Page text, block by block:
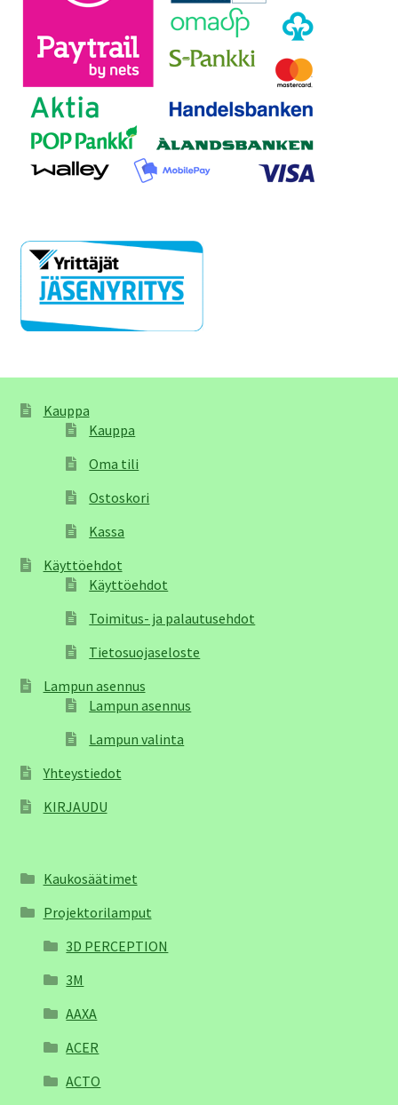
Kauppa
Kauppa
Oma tili
Ostoskori
Kassa
Käyttöehdot
Käyttöehdot
Toimitus- ja palautusehdot
Tietosuojaseloste
Lampun asennus
Lampun asennus
Lampun valinta
Yhteystiedot
KIRJAUDU
Kaukosäätimet
Projektorilamput
3D PERCEPTION
3M
AAXA
ACER
ACTO